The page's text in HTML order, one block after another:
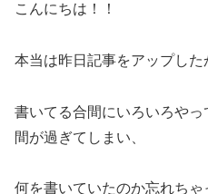
こんにちは！！
本当は昨日記事をアップした
書いてる合間にいろいろや
間が過ぎてしまい、
何を書いていたのか忘れちゃ